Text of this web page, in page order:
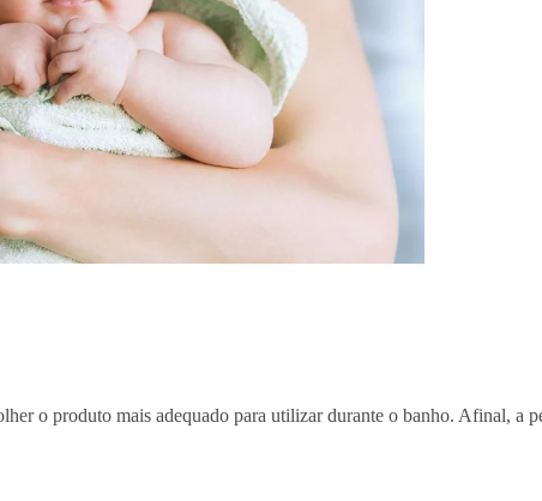
o produto mais adequado para utilizar durante o banho. Afinal,